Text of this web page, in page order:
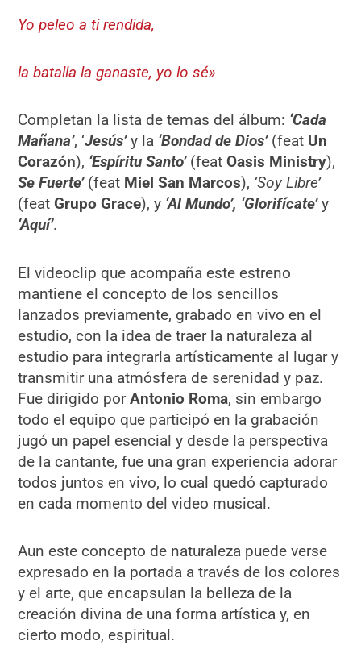
Yo peleo a ti rendida,
la batalla la ganaste, yo lo sé»
Completan la lista de temas del álbum: ‘Cada
Mañana’, ‘Jesús’y la ‘Bondad de Dios’(feat Un
Corazón), ‘Espíritu Santo’ (featOasis Ministry),
Se Fuerte’(feat Miel San Marcos), ‘Soy Libre’
(feat Grupo Grace), y ‘Al Mundo’, ‘Glorifícate’y
‘Aquí’.
El videoclip que acompaña este estreno
mantiene el concepto de los sencillos
lanzados previamente, grabado en vivo en el
estudio, con la idea de traer la naturaleza al
estudio para integrarla artísticamente al lugar y
transmitir una atmósfera de serenidad y paz.
Fue dirigido porAntonio Roma, sin embargo
todo el equipo que participó en la grabación
jugó un papel esencial y desde la perspectiva
de la cantante, fue una gran experiencia adorar
todos juntos en vivo, lo cual quedó capturado
en cada momento del video musical.
Aun este concepto de naturaleza puede verse
expresado en la portada a través de los colores
y el arte, que encapsulan la belleza de la
creación divina de una forma artística y, en
cierto modo, espiritual.